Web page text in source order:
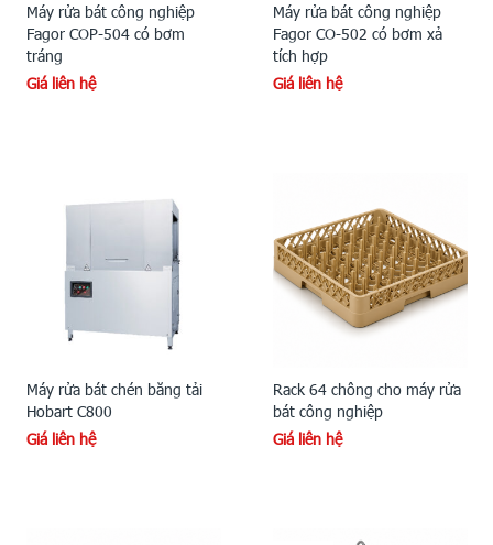
Máy rửa bát công nghiệp
Fagor COP-504 có bơm
tráng
Giá liên hệ
Máy rửa bát công nghiệp
Fagor CO-502 có bơm xả
tích hợp
Giá liên hệ
Máy rửa bát chén băng tải
Hobart C800
Giá liên hệ
Rack 64 chông cho máy rửa
bát công nghiệp
Giá liên hệ